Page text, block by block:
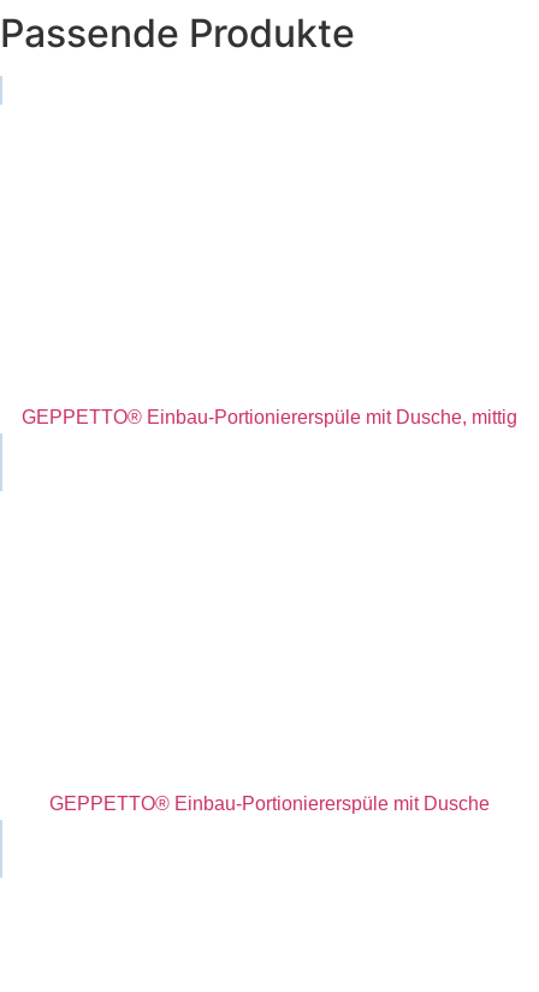
Passende Produkte
GEPPETTO® Einbau-Portioniererspüle mit Dusche, mittig
GEPPETTO® Einbau-Portioniererspüle mit Dusche